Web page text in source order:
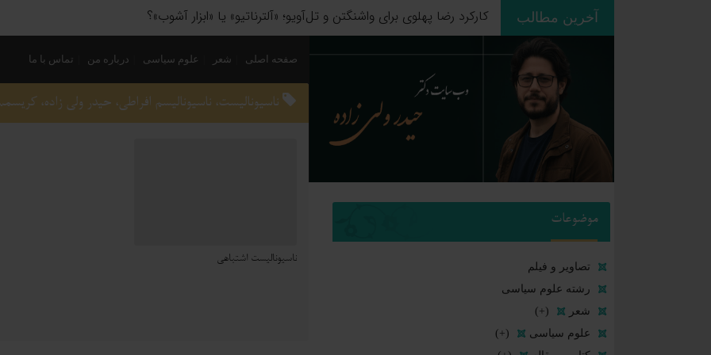
آخرین مطالب
ردپای استعمار بر جغرافیای سیاسی؛ چگونه فاتحان نام کشورهای امروز را نوشتند؟
صفحه اصلی شعر علوم سیاسی درباره من تماس با ما
ناسیونالیست، ناسیونالیسم افراطی، حیدر ولی زاده،
ناسیونالیست اشتباهی
موضوعات
تصاویر و فیلم
رشته علوم سیاسی
شعر
(+)
علوم سیاسی
(+)